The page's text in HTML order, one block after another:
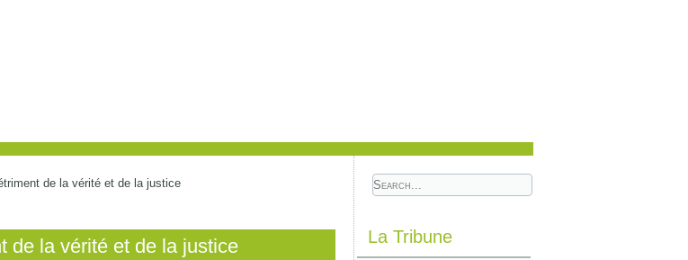
de la vérité et de la justice
de la vérité et de la justice La Tribune